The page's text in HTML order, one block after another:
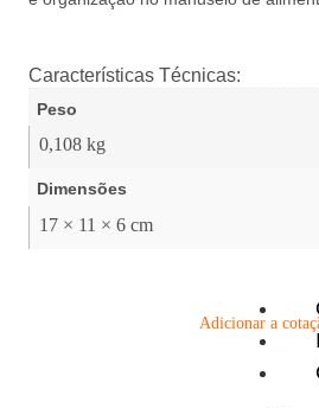
Características Técnicas:
Peso
0,108 kg
Dimensões
17 × 11 × 6 cm
Adicionar a